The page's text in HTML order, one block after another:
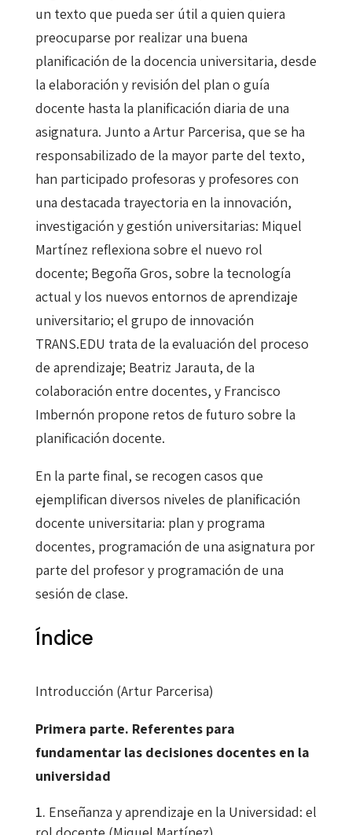
un texto que pueda ser útil a quien quiera
preocuparse por realizar una buena
planificación de la docencia universitaria, desde
la elaboración y revisión del plan o guía
docente hasta la planificación diaria de una
asignatura. Junto a Artur Parcerisa, que se ha
responsabilizado de la mayor parte del texto,
han participado profesoras y profesores con
una destacada trayectoria en la innovación,
investigación y gestión universitarias: Miquel
Martínez reflexiona sobre el nuevo rol
docente; Begoña Gros, sobre la tecnología
actual y los nuevos entornos de aprendizaje
universitario; el grupo de innovación
TRANS.EDU trata de la evaluación del proceso
de aprendizaje; Beatriz Jarauta, de la
colaboración entre docentes, y Francisco
Imbernón propone retos de futuro sobre la
planificación docente.
En la parte final, se recogen casos que
ejemplifican diversos niveles de planificación
docente universitaria: plan y programa
docentes, programación de una asignatura por
parte del profesor y programación de una
sesión de clase.
Índice
Introducción (Artur Parcerisa)
Primera parte. Referentes para
fundamentar las decisiones docentes en la
universidad
Enseñanza y aprendizaje en la Universidad: el